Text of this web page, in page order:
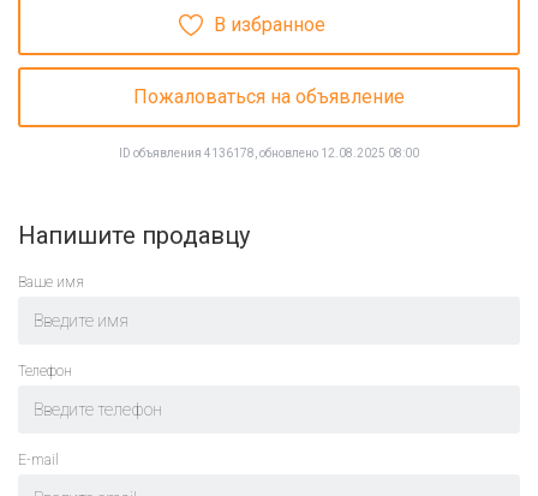
В избранное
Пожаловаться на объявление
ID объявления 4136178, обновлено 12.08.2025 08:00
Напишите продавцу
Ваше имя
Телефон
E-mail